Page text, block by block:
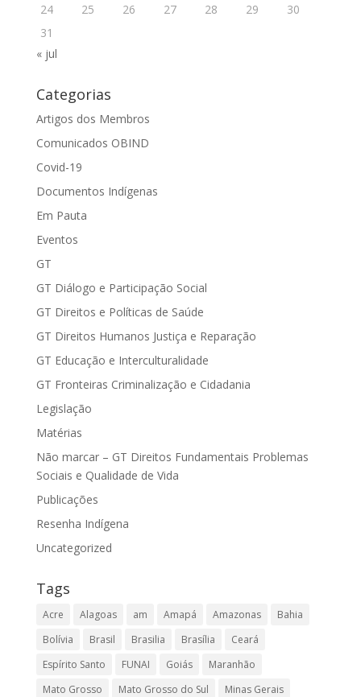
24
25 26 27 28 29
30
31
« jul
Categorias
Artigos dos Membros
Comunicados OBIND
Covid-19
Documentos Indígenas
Em Pauta
Eventos
GT
GT Diálogo e Participação Social
GT Direitos e Políticas de Saúde
GT Direitos Humanos Justiça e Reparação
GT Educação e Interculturalidade
GT Fronteiras Criminalização e Cidadania
Legislação
Matérias
Não marcar – GT Direitos Fundamentais Problemas
Sociais e Qualidade de Vida
Publicações
Resenha Indígena
Uncategorized
Tags
Acre Alagoas am Amapá Amazonas
Bahia
Bolívia
Brasil Brasilia Brasília
Ceará
Espírito Santo
FUNAI Goiás
Maranhão
Mato Grosso
Mato Grosso do Sul
Minas Gerais